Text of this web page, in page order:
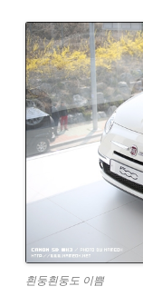
흰둥흰둥도 이쁨